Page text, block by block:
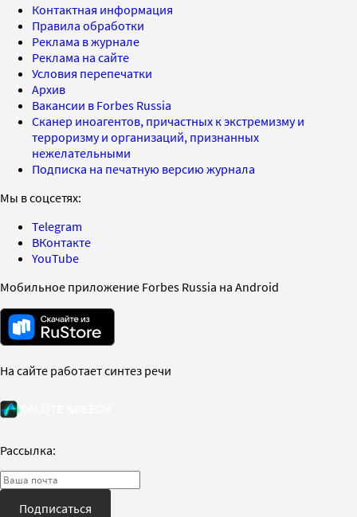
Контактная информация
Правила обработки
Реклама в журнале
Реклама на сайте
Условия перепечатки
Архив
Вакансии в Forbes Russia
Сканер иноагентов, причастных к экстремизму и
терроризму и организаций, признанных
нежелательными
Подписка на печатную версию журнала
Мы в соцсетях:
Telegram
ВКонтакте
YouTube
Мобильное приложение Forbes Russia на Android
На сайте работает синтез речи
Рассылка:
Подписаться